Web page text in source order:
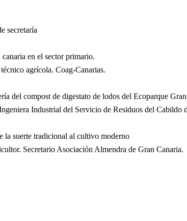
secretaría
en el sector primario.
agrícola. Coag-Canarias.
del compost de digestato de lodos del Ecoparque
Industrial del Servicio de Residuos del
la suerte tradicional al cultivo moderno
Secretario Asociación Almendra de Gran Canaria.